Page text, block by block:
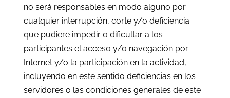
no será responsables en modo alguno por
cualquier interrupción, corte y/o deficiencia
que pudiere impedir o dificultar a los
participantes el acceso y/o navegación por
Internet y/o la participación en la actividad,
incluyendo en este sentido deficiencias en los
servidores o las condiciones generales de este